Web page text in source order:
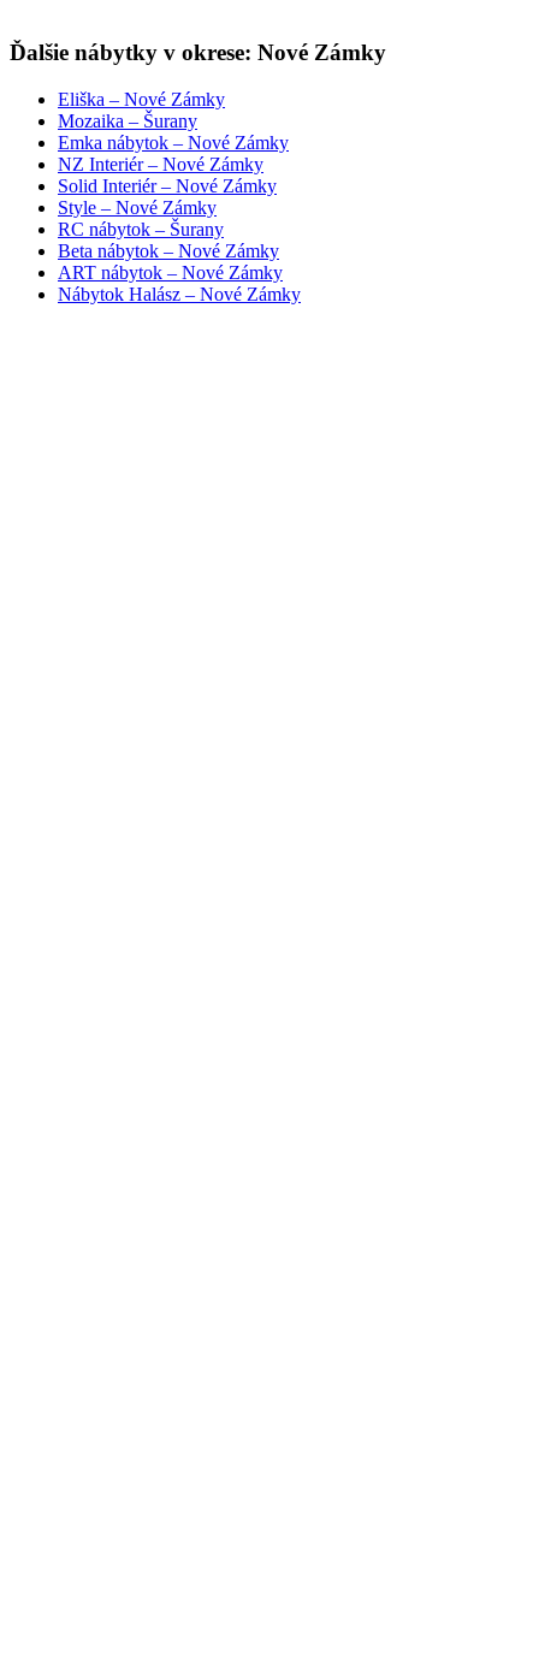
Ďalšie nábytky v okrese: Nové Zámky
Eliška – Nové Zámky
Mozaika – Šurany
Emka nábytok – Nové Zámky
NZ Interiér – Nové Zámky
Solid Interiér – Nové Zámky
Style – Nové Zámky
RC nábytok – Šurany
Beta nábytok – Nové Zámky
ART nábytok – Nové Zámky
Nábytok Halász – Nové Zámky